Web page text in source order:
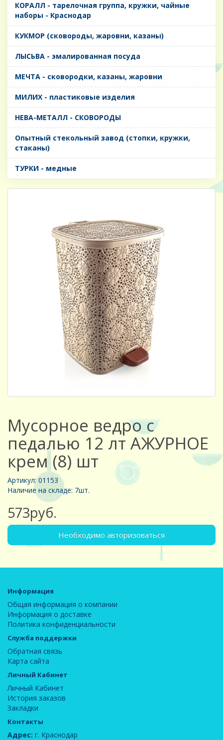
КОРАЛЛ - тарелочная группа, кружки, чайные
наборы - Краснодар
КУКМОР (сковороды, жаровни, казаны)
ЛЫСЬВА - эмалированная посуда
МЕЧТА - сковородки, казаны, жаровни
МИЛИХ - пластиковые изделия
НЕВА-МЕТАЛЛ - СКОВОРОДЫ
Опытный стекольный завод (стопки, кружки,
стаканы)
ТУРКИ - медные
Мусорное ведро с
педалью 12 лт АЖУРНОЕ
крем (8) шт
Артикул: 01153
Наличие на складе: 7шт.
573руб.
Необходимо авторизоваться
Информация
Общая информация о компании
Информация о доставке
Политика конфиденциальности
Служба поддержки
Обратная связь
Карта сайта
Личный Кабинет
Личный Кабинет
История заказов
Закладки
Контакты
Адрес: г. Краснодар